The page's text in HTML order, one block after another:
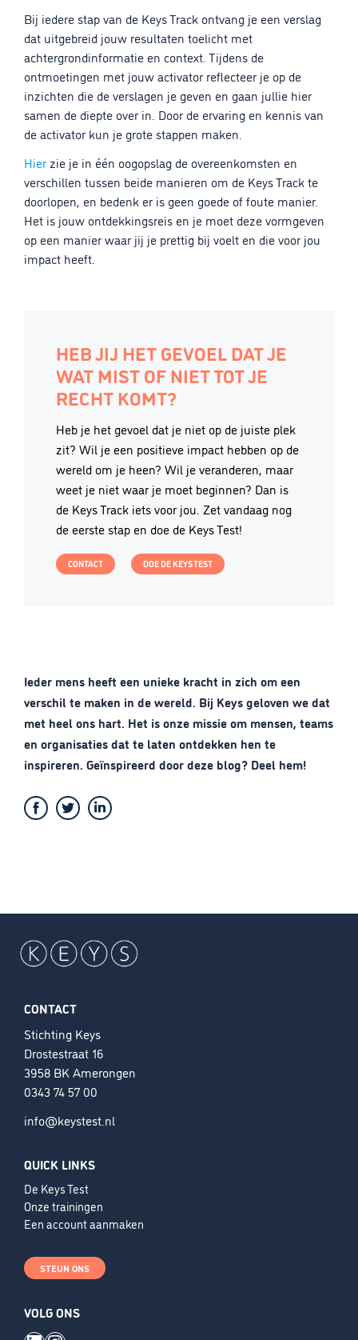
Bij iedere stap van de Keys Track ontvang je een verslag
dat uitgebreid jouw resultaten toelicht met
achtergrondinformatie en context. Tijdens de
ontmoetingen met jouw activator reflecteer je op de
inzichten die de verslagen je geven en gaan jullie hier
samen de diepte over in. Door de ervaring en kennis van
de activator kun je grote stappen maken.
Hierzie je in één oogopslag de overeenkomsten en
verschillen tussen beide manieren om de Keys Track te
doorlopen, en bedenk er is geen goede of foute manier.
Het is jouw ontdekkingsreis en je moet deze vormgeven
op een manier waar jij je prettig bij voelt en die voor jou
impact heeft.
HEB JIJ HET GEVOEL DAT JE
WAT MIST OF NIET TOT JE
RECHT KOMT?
Heb je het gevoel dat je niet op de juiste plek
zit? Wil je een positieve impact hebben op de
wereld om je heen? Wil je veranderen, maar
weet je niet waar je moet beginnen? Dan is
de Keys Track iets voor jou. Zet vandaag nog
de eerste stap en doe de Keys Test!
CONTACT DOE DE KEYS TEST
Ieder mens heeft een unieke kracht in zich om een
verschil te maken in de wereld. Bij Keys geloven we dat
met heel ons hart. Het is onze missie om mensen, teams
en organisaties dat te laten ontdekken hen te
inspireren. Geïnspireerd door deze blog? Deel hem!
CONTACT
Stichting Keys
Drostestraat 16
3958 BK Amerongen
0343 74 57 00
info@keystest.nl
QUICK LINKS
De Keys Test
Onze trainingen
Een account aanmaken
STEUN ONS
VOLG ONS